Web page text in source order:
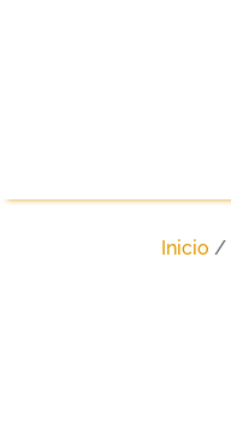
Inicio /